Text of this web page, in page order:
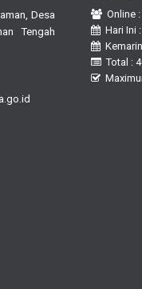
Desa
Tengah
Online
Hari Ini
Total :